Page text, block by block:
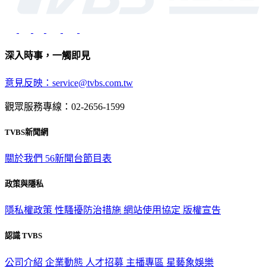
深入時事，一觸即見
意見反映：service@tvbs.com.tw
觀眾服務專線：02-2656-1599
TVBS新聞網
關於我們 56新聞台節目表
政策與隱私
隱私權政策 性騷擾防治措施 網站使用協定 版權宣告
認識 TVBS
公司介紹 企業動態 人才招募 主播專區 星藝象娛樂